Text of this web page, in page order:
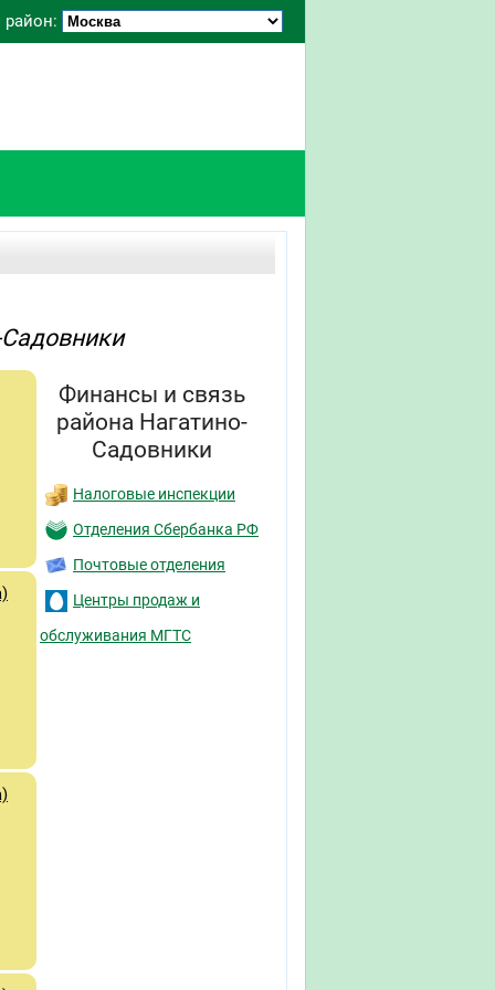
Финансы и связь
района Нагатино-
Садовники
Налоговые инспекции
Отделения Сбербанка РФ
Почтовые отделения
Центры продаж и
обслуживания МГТС